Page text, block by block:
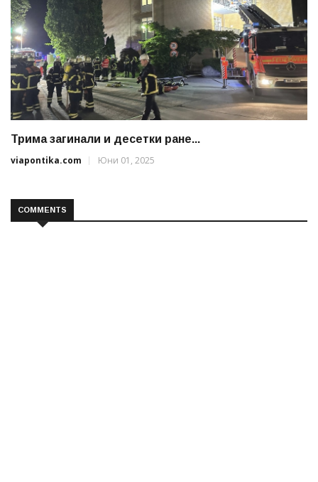
Трима загинали и десетки ране...
viapontika.com
Юни 01, 2025
COMMENTS